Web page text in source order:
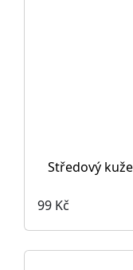
Středový
99 Kč